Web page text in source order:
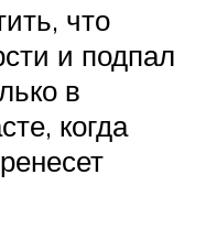
что
и подпал
в
когда